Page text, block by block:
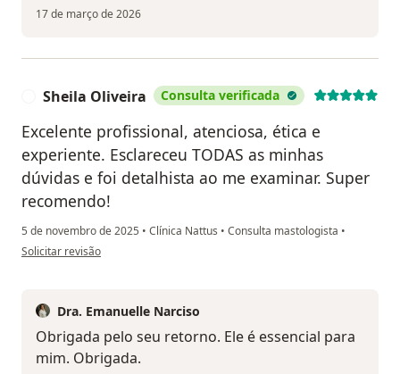
17 de março de 2026
Sheila Oliveira Consulta verificada
Excelente profissional, atenciosa, ética e
experiente. Esclareceu TODAS as minhas
dúvidas e foi detalhista ao me examinar. Super
recomendo!
5 de novembro de 2025 • Clínica Nattus • Consulta mastologista •
na opinião do utilizador Sheila Oliveira
Solicitar revisão
Dra. Emanuelle Narciso
Obrigada pelo seu retorno. Ele é essencial para
mim. Obrigada.